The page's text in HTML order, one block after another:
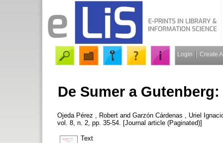
Login Create
De Sumer a
Ojeda Pérez , Robert and Garzón Cárdenas , Uriel
vol. 8, n. 2, pp. 35-54. [Journal article (Paginated)]
Text